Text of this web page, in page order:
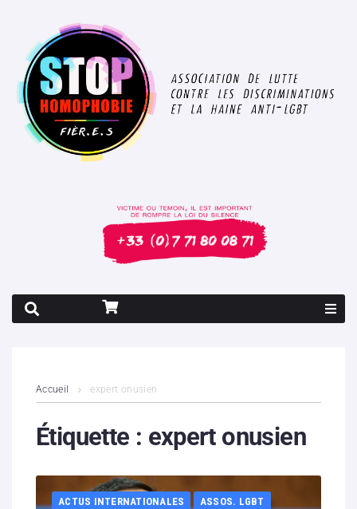
Contenus litigieux
Boutique
Accueil expert onusien
Étiquette : expert onusien
ACTUS INTERNATIONALES
ASSOS. LGBT